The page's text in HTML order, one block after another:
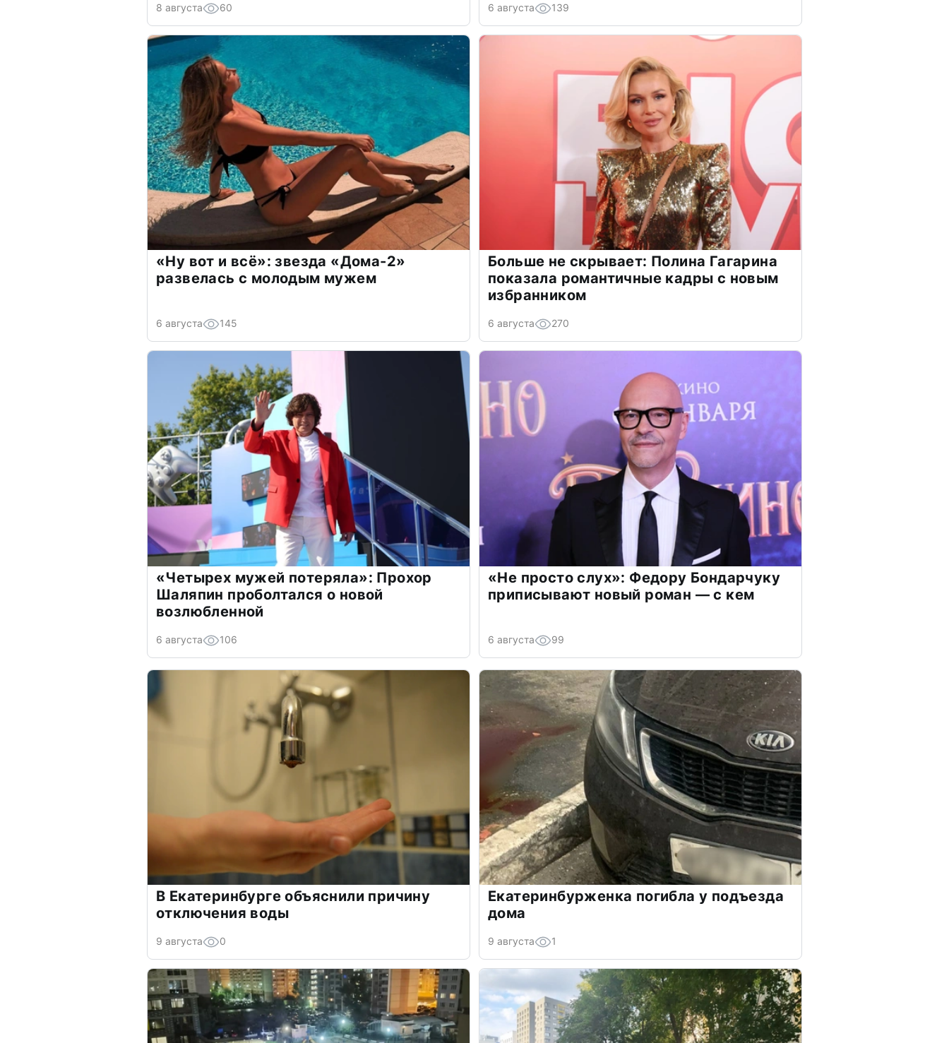
8 августа 60 6 августа 139
«Ну вот и всё»: звезда «Дома-2»
развелась с молодым мужем
6 августа 145
Больше не скрывает: Полина Гагарина
показала романтичные кадры с новым
избранником
6 августа 270
«Четырех мужей потеряла»: Прохор
Шаляпин проболтался о новой
возлюбленной
6 августа 106
«Не просто слух»: Федору Бондарчуку
приписывают новый роман — с кем
6 августа 99
В Екатеринбурге объяснили причину
отключения воды
9 августа 0
Екатеринбурженка погибла у подъезда
дома
9 августа 1